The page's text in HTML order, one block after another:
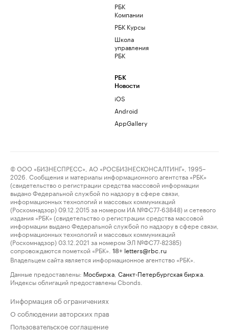
РБК
Компании
РБК Курсы
Школа
управления
РБК
РБК
Новости
iOS
Android
AppGallery
© ООО «БИЗНЕСПРЕСС», АО «РОСБИЗНЕСКОНСАЛТИНГ», 1995–
2026. Сообщения и материалы информационного агентства «РБК»
(свидетельство о регистрации средства массовой информации
выдано Федеральной службой по надзору в сфере связи,
информационных технологий и массовых коммуникаций
(Роскомнадзор) 09.12.2015 за номером ИА №ФС77-63848) и сетевого
издания «РБК» (свидетельство о регистрации средства массовой
информации выдано Федеральной службой по надзору в сфере связи,
информационных технологий и массовых коммуникаций
(Роскомнадзор) 03.12.2021 за номером ЭЛ №ФС77-82385)
сопровождаются пометкой «РБК».
18+ letters@rbc.ru
Владельцем сайта является информационное агентство «РБК».
Данные предоставлены: Мосбиржа Санкт-Петербургская биржа
Индексы облигаций предоставлены Cbonds.
Информация об ограничениях
О соблюдении авторских прав
Пользовательское соглашение